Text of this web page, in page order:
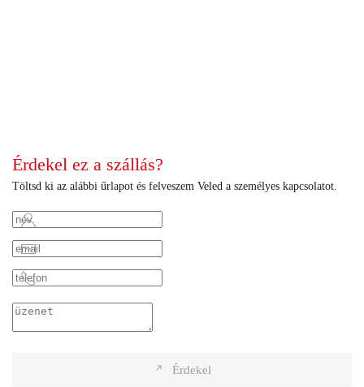
Érdekel ez a szállás?
Töltsd ki az alábbi űrlapot és felveszem Veled a személyes kapcsolatot.
Érdekel